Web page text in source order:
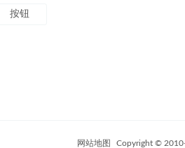
按钮
网站地图 Copyright ©